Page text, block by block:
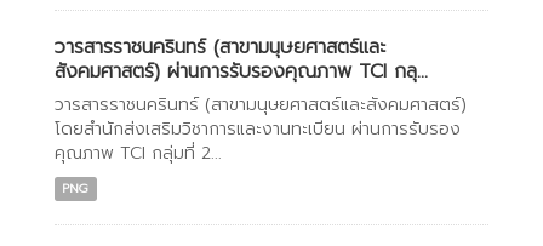
วารสารราชนครินทร์ (สาขามนุษยศาสตร์และ
สังคมศาสตร์) ผ่านการรับรองคุณภาพ TCI กลุ...
วารสารราชนครินทร์ (สาขามนุษยศาสตร์และสังคมศาสตร์)
โดยสำนักส่งเสริมวิชาการและงานทะเบียน ผ่านการรับรอง
คุณภาพ TCI กลุ่มที่ 2...
PNG